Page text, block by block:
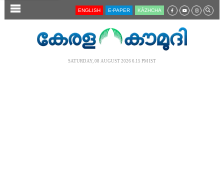
SECTIONS ENGLISH E-PAPER KĀZHCHA
SATURDAY, 08 AUGUST 2026 6.15 PM IST